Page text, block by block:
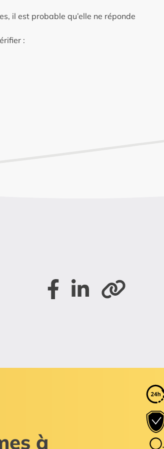
il est probable qu’elle ne réponde
:
Partager sur Facebook
Partager sur LinkedIn
à